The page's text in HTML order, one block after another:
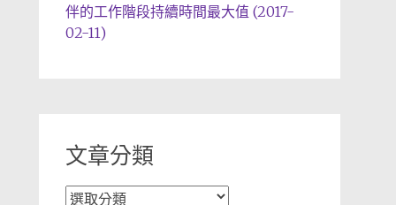
伴的工作階段持續時間最大值 (2017-
02-11)
文章分類
文